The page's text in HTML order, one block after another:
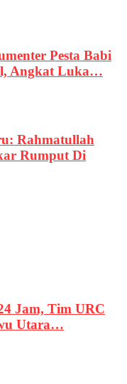
Pesta Babi
Angkat Luka…
Rahmatullah
Rumput Di
Jam, Tim URC
Utara…